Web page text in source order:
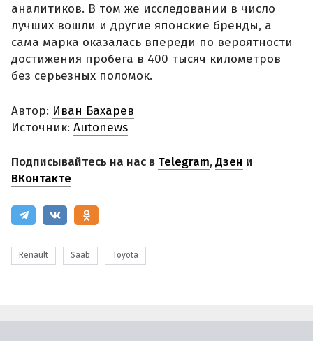
аналитиков. В том же исследовании в число
лучших вошли и другие японские бренды, а
сама марка оказалась впереди по вероятности
достижения пробега в 400 тысяч километров
без серьезных поломок.
Автор: Иван Бахарев
Источник: Autonews
Подписывайтесь на нас в Telegram,Дзен и
ВКонтакте
Renault Saab Toyota